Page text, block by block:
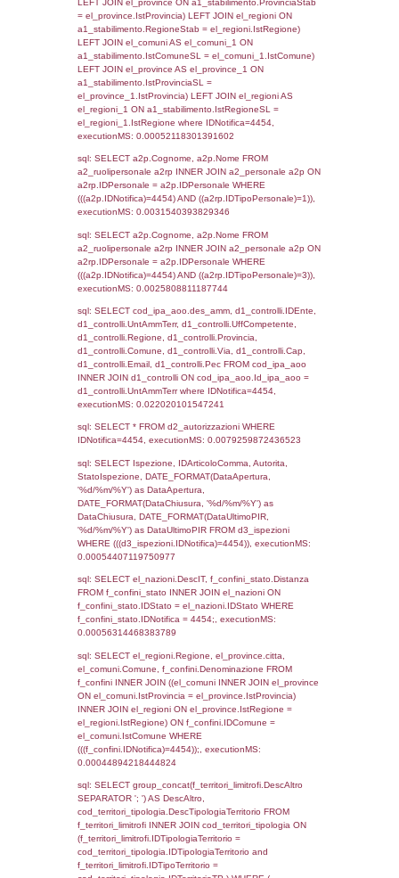
Debug
sql: SELECT COUNT(*) FROM `userlevels`
`userlevelid` = -2, executionMS:
sql: SELECT `userlevelid`, `userlevelname`
sql: SELECT COUNT(*) FROM
WHERE `userlevelid` = -2, executionMS:
sql: SELECT `tablename`, `userlevelid`,
`userlevelpermissions` WHERE `userlevelid`
sql: SELECT a1.RagioneSociale,
localita, el_prov.citta AS provincia,
DATE(n.DataInvioNotifica) as
n.FileNotificaZip, n.DataFileNotificaZip
LEFT JOIN infostabilimento i ON
n.CodiceUnivoco LEFT JOIN
a1.CodiceUnivoco = n.CodiceUnivoco LEFT
el_comuni AS el_com ON a1.ComuneStab =
el_com.IstComune LEFT JOIN el_province
a1.ProvinciaStab = el_prov.IstProvincia
n.IDNotifica = 4454;, executionMS:
sql: SELECT a1_stabilimento.*,
ComuneST, el_province.citta as
el_regioni.Regione as RegioneST,
as ComuneSL, el_province_1.citta as
el_regioni_1.Regione as RegioneSL FROM
(((((a1_stabilimento LEFT JOIN el_comuni
a1_stabilimento.ComuneStab =
LEFT JOIN el_province ON
= el_province.IstProvincia) LEFT JOIN
a1_stabilimento.RegioneStab =
LEFT JOIN el_comuni AS el_comuni_1 ON
a1_stabilimento.IstComuneSL =
LEFT JOIN el_province AS el_province_1
a1_stabilimento.IstProvinciaSL =
el_province_1.IstProvincia) LEFT JOIN